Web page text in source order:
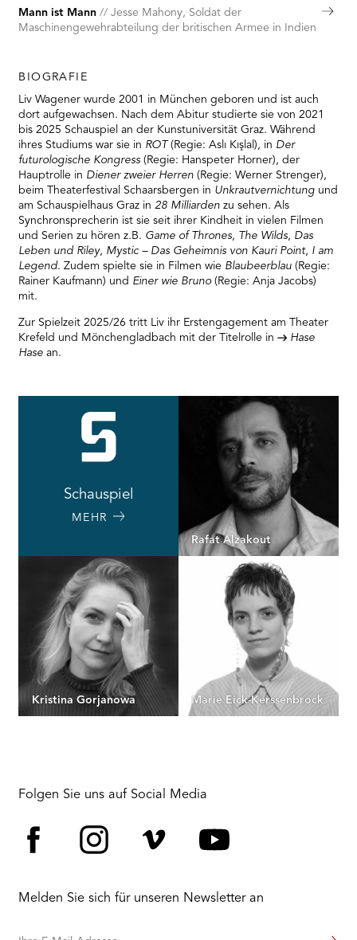
Mann ist Mann
Jesse Mahony, Soldat der
Maschinengewehrabteilung der britischen Armee in Indien
BIOGRAFIE
Liv Wagener wurde 2001 in München geboren und ist auch
dort aufgewachsen. Nach dem Abitur studierte sie von 2021
bis 2025 Schauspiel an der Kunstuniversität Graz. Während
ihres Studiums war sie in ROT(Regie: Aslı Kışlal), in Der
futurologische Kongress (Regie: Hanspeter Horner), der
Hauptrolle in Diener zweier Herren (Regie: Werner Strenger),
beim Theaterfestival Schaarsbergen in Unkrautvernichtung und
am Schauspielhaus Graz in 28 Milliarden zu sehen. Als
Synchronsprecherin ist sie seit ihrer Kindheit in vielen Filmen
und Serien zu hören z.B. Game of Thrones, The Wilds, Das
Leben und Riley, Mystic – Das Geheimnis von Kauri Point, I am
Legend. Zudem spielte sie in Filmen wie Blaubeerblau (Regie:
Rainer Kaufmann) und Einer wie Bruno(Regie: Anja Jacobs)
mit.
Zur Spielzeit 2025/26 tritt Liv ihr Erstengagement am Theater
Krefeld und Mönchengladbach mit der Titelrolle in
Hase
Hase an.
Schauspiel
MEHR
Rafat Alzakout
Kristina Gorjanowa Marie Eick-Kerssenbrock
Folgen Sie uns auf Social Media
Melden Sie sich für unseren Newsletter an
Ihre